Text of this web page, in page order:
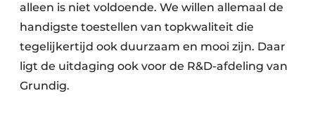
alleen is niet voldoende. We willen allemaal de
handigste toestellen van topkwaliteit die
tegelijkertijd ook duurzaam en mooi zijn. Daar
ligt de uitdaging ook voor de R&D-afdeling van
Grundig.